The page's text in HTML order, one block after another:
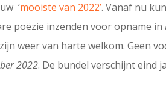
‘mooiste van 2022’. Vanaf nu
poëzie inzenden voor opname in
weer van harte welkom. Geen
2022. De bundel verschijnt eind